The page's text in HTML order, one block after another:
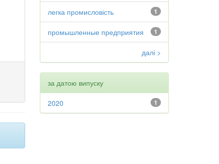
1
легка промисловість
1
промышленные предприятия
далі >
за датою випуску
1
2020